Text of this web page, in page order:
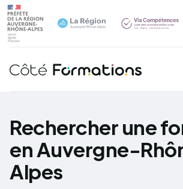
Rechercher une
en Auvergne-
Alpes